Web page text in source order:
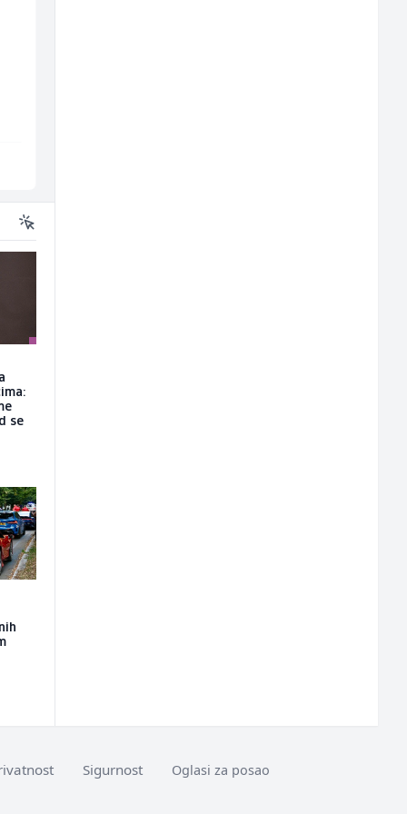
se
Sigurnost Oglasi za posao